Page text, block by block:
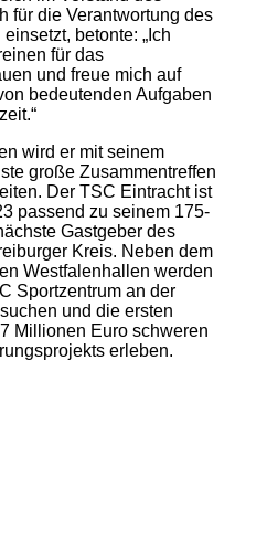
für die Verantwortung des
betonte: „Ich
für das
und freue mich auf
bedeutenden Aufgaben
wird er mit seinem
große Zusammentreffen
Der TSC Eintracht ist
passend zu seinem 175-
Gastgeber des
Kreis. Neben dem
Westfalenhallen werden
Sportzentrum an der
und die ersten
Millionen Euro schweren
erleben.